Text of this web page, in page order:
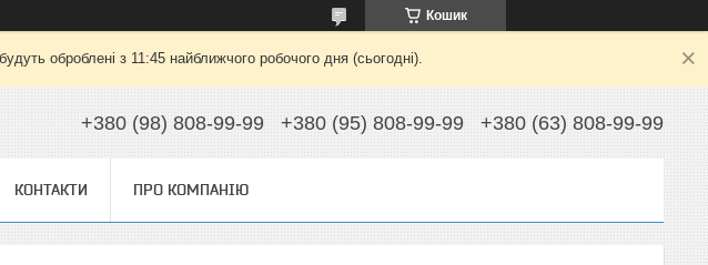
Кошик
оброблені з 11:45 найближчого робочого дня (сьогодні).
+380 (98) 808-99-99 +380 (95) 808-99-99 +380 (63) 808-99-99
КОНТАКТИ ПРО КОМПАНІЮ